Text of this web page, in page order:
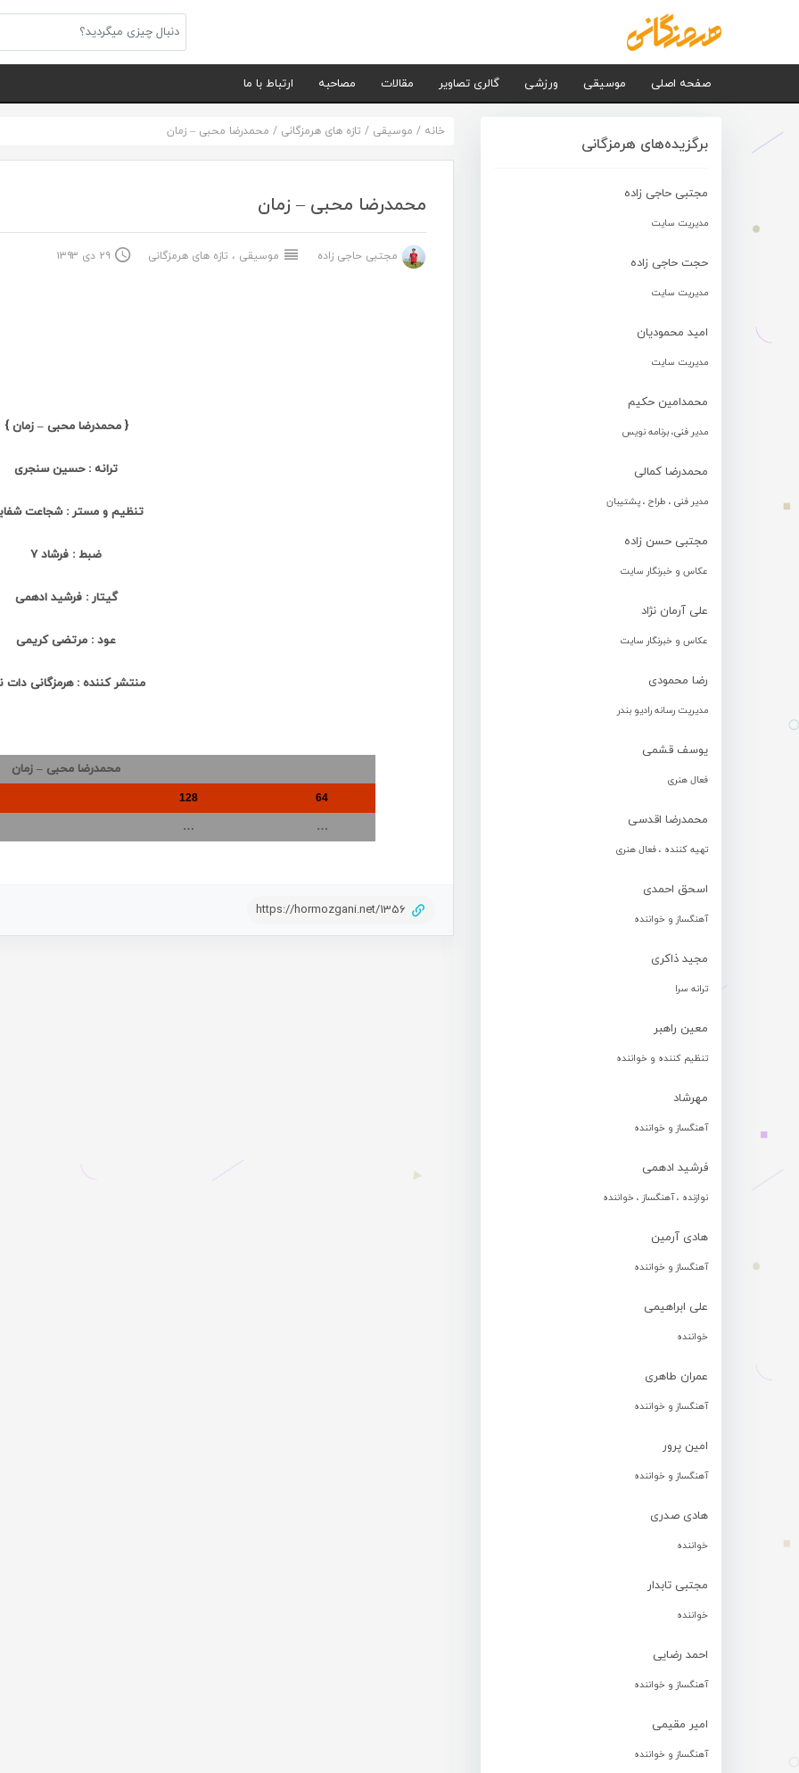
صفحه اصلی موسیقی ورزشی گالری تصاویر مقالات مصاحبه ارتباط با ما
برگزیده‌های هرمزگانی
مجتبی حاجی زاده
مدیریت سایت
حجت حاجی زاده
مدیریت سایت
امید محمودیان
مدیریت سایت
محمدامین حکیم
مدیر فنی، برنامه نویس
محمدرضا کمالی
مدیر فنی ، طراح ، پشتیبان
مجتبی حسن زاده
عکاس و خبرنگار سایت
علی آرمان نژاد
عکاس و خبرنگار سایت
رضا محمودی
مدیریت رسانه رادیو بندر
یوسف قشمی
فعال هنری
محمدرضا اقدسی
تهیه کننده ، فعال هنری
اسحق احمدی
آهنگساز و خواننده
مجید ذاکری
ترانه سرا
معین راهبر
تنظیم کننده و خواننده
مهرشاد
آهنگساز و خواننده
فرشید ادهمی
نوازنده ، آهنگساز ، خواننده
هادی آرمین
آهنگساز و خواننده
علی ابراهیمی
خواننده
عمران طاهری
آهنگساز و خواننده
امین پرور
آهنگساز و خواننده
هادی صدری
خواننده
مجتبی تابدار
خواننده
احمد رضایی
آهنگساز و خواننده
امیر مقیمی
آهنگساز و خواننده
خانه / موسیقی / تازه های هرمزگانی / محمدرضا محبی – زمان
محمدرضا محبی – زمان
مجتبی حاجی زاده موسیقی ، تازه های هرمزگانی ۲۹ دی ۱۳۹۳
{ محمدرضا محبی – زمان }
ترانه : حسین سنجری
تنظیم و مستر : شجاعت
ضبط : فرشاد 7
گیتار : فرشید ادهمی
عود : مرتضی کریمی
منتشر کننده : هرمزگانی
محمدرضا محبی – زمان
64
128
…
…
https://hormozgani.net/1356